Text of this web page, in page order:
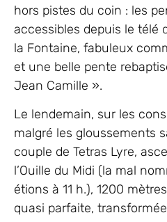
hors pistes du coin : les
accessibles depuis le télé
la Fontaine, fabuleux
et une belle pente
Jean Camille ».
Le lendemain, sur les
malgré les gloussements
couple de Tetras Lyre,
l’Ouille du Midi (la mal
étions à 11 h.), 1200
quasi parfaite,